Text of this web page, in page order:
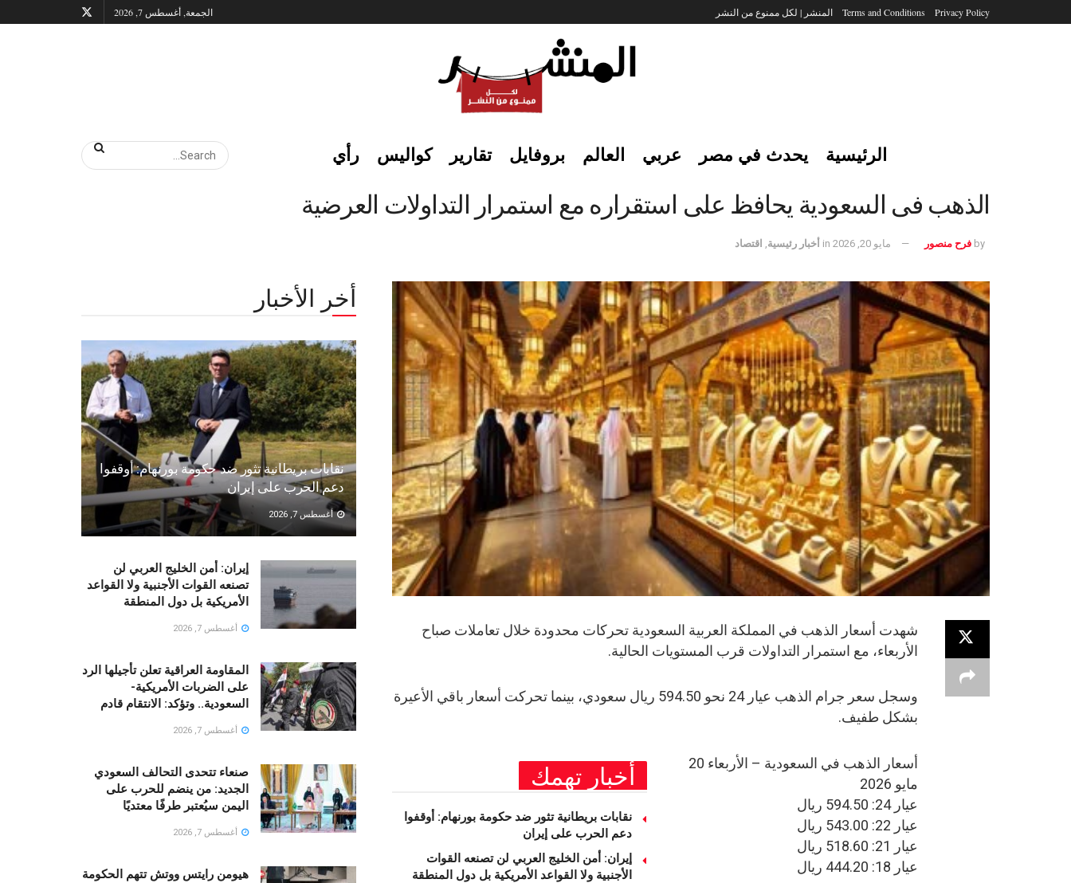
Privacy Policy
Terms and Conditions المنشر | لكل ممنوع من النشر الجمعة, أغسطس 7, 2026
الرئيسية يحدث في مصر عربي العالم بروفايل تقارير كواليس رأي
الذهب فى السعودية يحافظ على استقراره مع استمرار التداولات العرضية
by فرح منصور مايو 20, 2026 in أخبار رئيسية اقتصاد
شهدت أسعار الذهب في المملكة العربية السعودية تحركات محدودة خلال تعاملات صباح
الأربعاء، مع استمرار التداولات قرب المستويات الحالية.
وسجل سعر جرام الذهب عيار 24 نحو 594.50 ريال سعودي، بينما تحركت أسعار باقي الأعيرة
بشكل طفيف.
أخبار تهمك
نقابات بريطانية تثور ضد حكومة بورنهام: أوقفوا
دعم الحرب على إيران
إيران: أمن الخليج العربي لن تصنعه القوات
الأجنبية ولا القواعد الأمريكية بل دول المنطقة
أسعار الذهب في السعودية – الأربعاء 20
مايو 2026
عيار 24: 594.50 ريال
عيار 22: 543.00 ريال
عيار 21: 518.60 ريال
عيار 18: 444.20 ريال
أخر الأخبار
نقابات بريطانية تثور ضد حكومة بورنهام: أوقفوا
دعم الحرب على إيران
أغسطس 7, 2026
إيران: أمن الخليج العربي لن
تصنعه القوات الأجنبية ولا القواعد
الأمريكية بل دول المنطقة
أغسطس 7, 2026
المقاومة العراقية تعلن تأجيلها الرد
على الضربات الأمريكية-
السعودية.. وتؤكد: الانتقام قادم
أغسطس 7, 2026
صنعاء تتحدى التحالف السعودي
الجديد: من ينضم للحرب على
اليمن سيُعتبر طرفًا معتديًا
أغسطس 7, 2026
هيومن رايتس ووتش تتهم الحكومة